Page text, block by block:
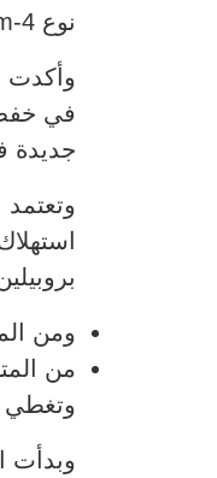
نوع 4-Way System، وذلك في إطار رؤيتها للاستدامة حياة أفضل للجميع (Better Life for All ESG).
جديدة
ومن
وتغطي 580 ملعبًا لكرة القدم.